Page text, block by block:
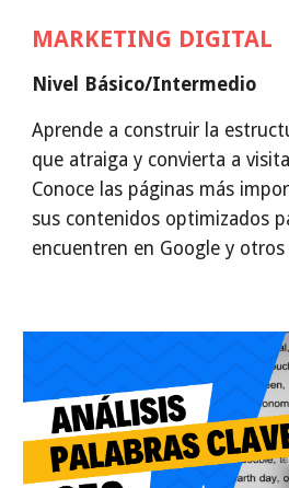
MARKETING DIGITAL
Nivel Básico/Intermedio
Aprende a construir la
que atraiga y convierta a
Conoce las páginas más
sus contenidos optimizados
encuentren en Google y otros